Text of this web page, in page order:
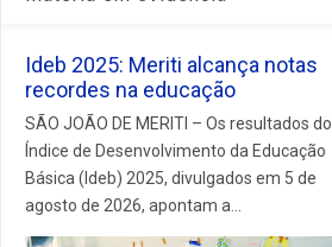
Ideb 2025: Meriti alcança notas
recordes na educação
SÃO JOÃO DE MERITI – Os resultados do
Índice de Desenvolvimento da Educação
Básica (Ideb) 2025, divulgados em 5 de
agosto de 2026, apontam a...